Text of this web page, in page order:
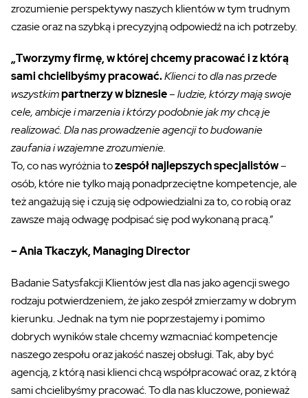
zrozumienie perspektywy naszych klientów w tym trudnym
czasie oraznaszybką i precyzyjną odpowiedź na ich potrzeby.
„Tworzymy firmę, w której chcemy pracować i z którą
sami chcielibyśmy pracować.Klienci to dla nas przede
wszystkimpartnerzy w biznesie– ludzie, którzy mają swoje
cele, ambicje i marzenia i którzy podobnie jak my chcą je
realizować. Dla nas prowadzenie agencji to budowanie
zaufania i wzajemne zrozumienie.
To, conaswyróżniatozespół najlepszych specjalistów–
osób, które nie tylko mają ponadprzeciętne kompetencje, ale
też angażująsię i czująsię odpowiedzialni zato, corobią oraz
zawsze mają odwagę podpisać się pod wykonaną pracą.”
– Ania Tkaczyk, Managing Director
Badanie SatysfakcjiKlientówjest dla nas jako agencji swego
rodzaju potwierdzeniem, że jako zespół zmierzamy w dobrym
kierunku. Jednakna tym nie poprzestajemy i pomimo
dobrych wyników stale chcemy wzmacniać kompetencje
naszego zespołu oraz jakość naszej obsługi. Tak, aby być
agencją, z którą nasi klienci chcą współpracować oraz, z którą
sami chcielibyśmy pracować. To dla nas kluczowe, ponieważ